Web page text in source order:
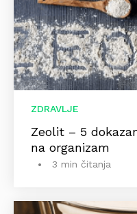
ZDRAVLJE
Zeolit – 5
na organizam
3 min čitanja